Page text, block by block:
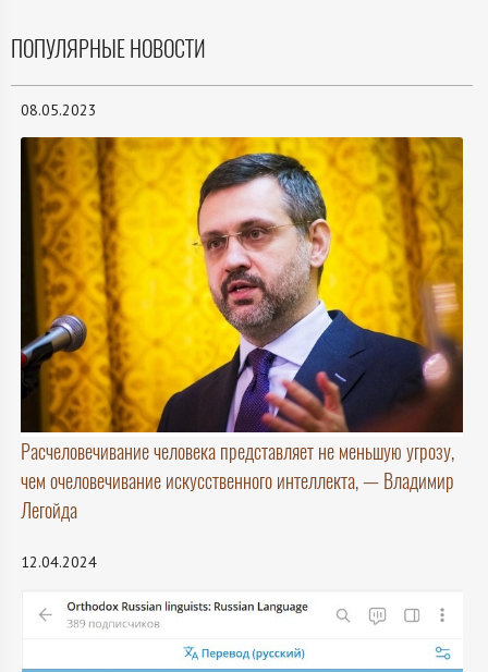
ПОПУЛЯРНЫЕ НОВОСТИ
08.05.2023
Расчеловечивание человека представляет не меньшую угрозу,
чем очеловечивание искусственного интеллекта, — Владимир
Легойда
12.04.2024